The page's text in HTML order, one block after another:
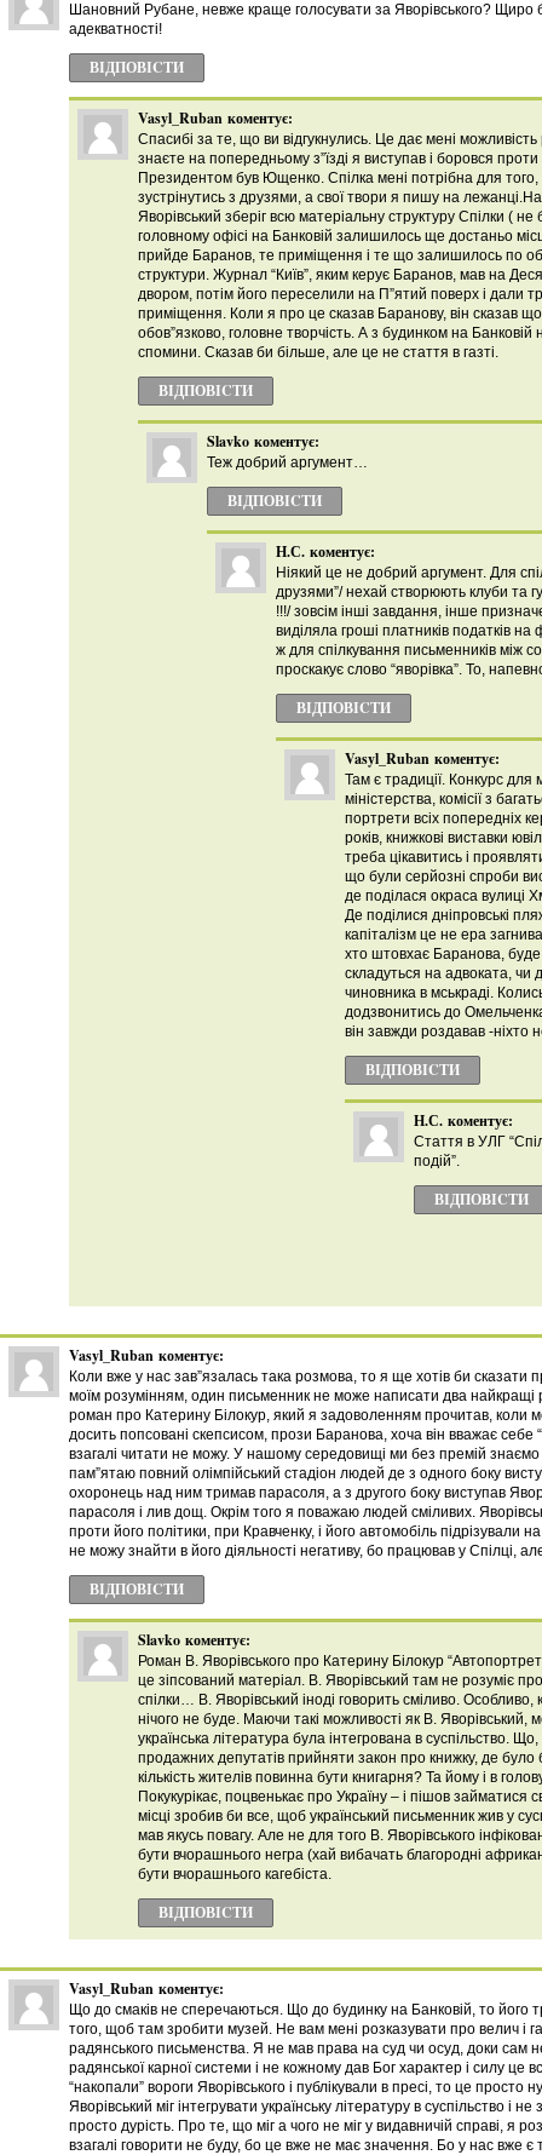
Шановний Рубане, невже краще голосувати за Яворівського? Щиро
адекватності!
ВІДПОВІCТИ
Vasyl_Ruban коментує:
Спасибі за те, що ви відгукнулись. Це дає мені
знаєте на попередньому з”їзді я виступав і боровся проти
Президентом був Ющенко. Спілка мені потрібна для
зустрінутись з друзями, а свої твори я пишу на
Яворівський зберіг всю матеріальну структуру Спілки ( не
головному офісі на Банковій залишилось ще достаньо
прийде Баранов, те приміщення і те що залишилось по
структури. Журнал “Київ”, яким керує Баранов, мав на
двором, потім його переселили на П”ятий поверх і дали
приміщення. Коли я про це сказав Баранову, він сказав
обов”язково, головне творчість. А з будинком на Банковій
спомини. Сказав би більше, але це не стаття в газті.
ВІДПОВІCТИ
Slavko коментує:
Теж добрий аргумент…
ВІДПОВІCТИ
Н.С. коментує:
Ніякий це не добрий аргумент. Для
друзями”/ нехай створюють клуби та
!!!/ зовсім інші завдання, інше
виділяла гроші платників податків
ж для спілкування письменників між
проскакує слово “яворівка”. То,
ВІДПОВІCТИ
Vasyl_Ruban коментує:
Там є традиції. Конкурс для
міністерства, комісії з
портрети всіх попередніх
років, книжкові виставки
треба цікавитись і
що були серйозні спроби
де поділася окраса вулиці
Де поділися дніпровські
капіталізм це не ера
хто штовхає Баранова,
складуться на адвоката, чи
чиновника в мськраді.
додзвонитись до
він завжди роздавав -ніхто
ВІДПОВІCТИ
Н.С. коментує:
Стаття в УЛГ
подій”.
ВІДПОВІCТИ
Vasyl_Ruban коментує:
Коли вже у нас зав”язалась така розмова, то я ще хотів би
моїм розумінням, один письменник не може написати два найкращі
роман про Катерину Білокур, який я задоволенням прочитав, коли
досить попсовані скепсисом, прози Баранова, хоча він вважає себе
взагалі читати не можу. У нашому середовищі ми без премій
пам”ятаю повний олімпійський стадіон людей де з одного боку
охоронець над ним тримав парасоля, а з другого боку виступав
парасоля і лив дощ. Окрім того я поважаю людей сміливих.
проти його політики, при Кравченку, і його автомобіль підрізували
не можу знайти в його діяльності негативу, бо працював у Спілці,
ВІДПОВІCТИ
Slavko коментує:
Роман В. Яворівського про Катерину Білокур
це зіпсований матеріал. В. Яворівський там не розуміє
спілки… В. Яворівський іноді говорить сміливо.
нічого не буде. Маючи такі можливості як В.
українська література була інтегрована в суспільство.
продажних депутатів прийняти закон про книжку, де
кількість жителів повинна бути книгарня? Та йому і в
Покукурікає, поцвенькає про Україну – і пішов займатися
місці зробив би все, щоб український письменник жив у
мав якусь повагу. Але не для того В. Яворівського
бути вчорашнього негра (хай вибачать благородні
бути вчорашнього кагебіста.
ВІДПОВІCТИ
Vasyl_Ruban коментує:
Що до смаків не сперечаються. Що до будинку на Банковій, то його
того, щоб там зробити музей. Не вам мені розказувати про велич і
радянського письменства. Я не мав права на суд чи осуд, доки сам
радянської карної системи і не кожному дав Бог характер і силу це
“накопали” вороги Яворівського і публікували в пресі, то це просто
Яворівський міг інтегрувати українську літературу в суспільство і
просто дурість. Про те, що міг а чого не міг у видавничій справі, я
взагалі говорити не буду, бо це вже не має значення. Бо у нас вже є